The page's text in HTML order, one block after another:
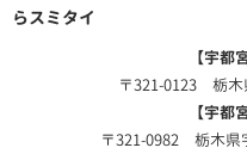
らスミタイ
【宇都
〒321-0123 栃木
【宇都
〒321-0982 栃木県